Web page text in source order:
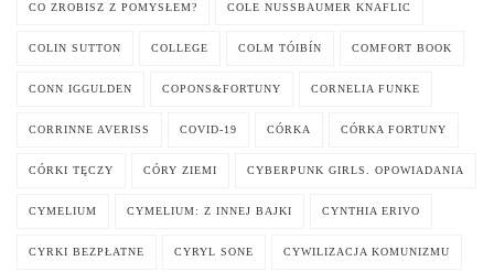
CO ZROBISZ Z POMYSŁEM? COLE NUSSBAUMER KNAFLIC
COLIN SUTTON COLLEGE COLM TÓIBÍN COMFORT BOOK
CONN IGGULDEN COPONS&FORTUNY CORNELIA FUNKE
CORRINNE AVERISS COVID-19 CÓRKA CÓRKA FORTUNY
CÓRKI TĘCZY CÓRY ZIEMI CYBERPUNK GIRLS. OPOWIADANIA
CYMELIUM CYMELIUM: Z INNEJ BAJKI CYNTHIA ERIVO
CYRKI BEZPŁATNE CYRYL SONE CYWILIZACJA KOMUNIZMU